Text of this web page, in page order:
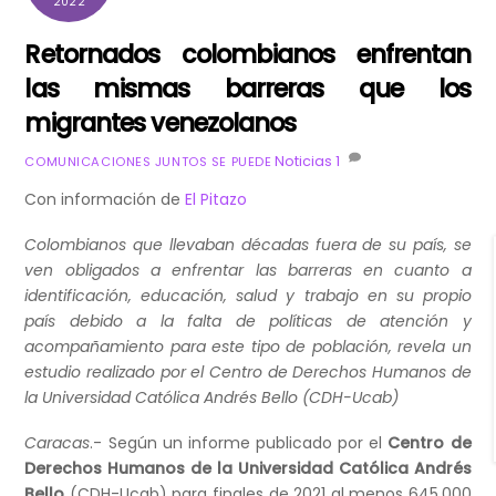
Retornados colombianos enfrentan
las mismas barreras que los
migrantes venezolanos
COMUNICACIONES JUNTOS SE PUEDE Noticias 1
Con información deEl Pitazo
Colombianos que llevaban décadas fuera de su país, se
ven obligados a enfrentar las barreras en cuanto a
identificación, educación, salud y trabajo en su propio
país debido a la falta de políticas de atención y
acompañamiento para este tipo de población, revela un
estudio realizado por el Centro de Derechos Humanos de
la Universidad Católica Andrés Bello (CDH-Ucab)
Caracas.- Según un informe publicado por el Centro de
Derechos Humanos de la Universidad Católica Andrés